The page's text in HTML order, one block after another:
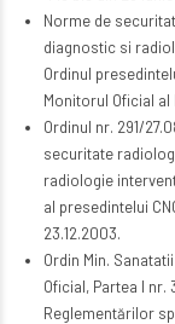
Norme de
diagnostic si
Ordinul
Monitorul Oficial al
Ordinul nr. 291/
securitate
radiologie
al presedintelui
23.12.2003.
Ordin Min.
Oficial, Partea I
Reglementărilor